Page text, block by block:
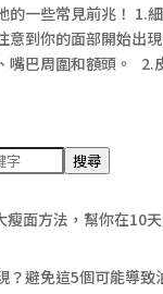
的一些常見前兆！ 1.
意到你的面部開始出
嘴巴周圍和額頭。 2.
搜尋
瘦面方法，幫你在10
？避免這5個可能導致